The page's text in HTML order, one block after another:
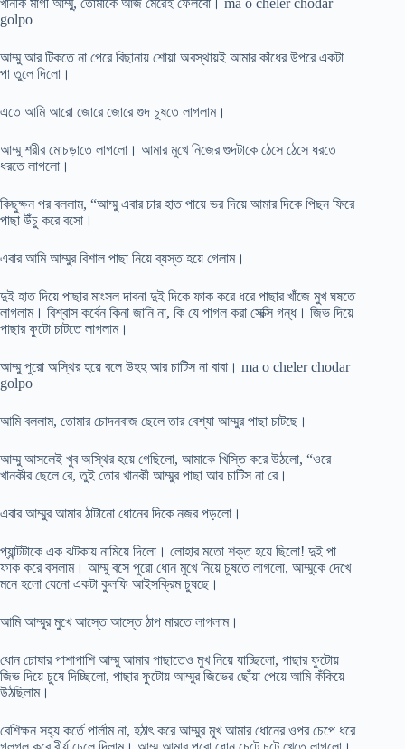
খানকি মাগী আম্মু, তোমাকে আজ মেরেই ফেলবো। ma o cheler chodar
golpo
আম্মু আর টিকতে না পেরে বিছানায় শোয়া অবস্থায়ই আমার কাঁধের উপরে একটা
পা তুলে দিলো।
এতে আমি আরো জোরে জোরে গুদ চুষতে লাগলাম।
আম্মু শরীর মোচড়াতে লাগলো। আমার মুখে নিজের গুদটাকে ঠেসে ঠেসে ধরতে
ধরতে লাগলো।
কিছুক্ষন পর বললাম, “আম্মু এবার চার হাত পায়ে ভর দিয়ে আমার দিকে পিছন ফিরে
পাছা উঁচু করে বসো।
এবার আমি আম্মুর বিশাল পাছা নিয়ে ব্যস্ত হয়ে গেলাম।
দুই হাত দিয়ে পাছার মাংসল দাবনা দুই দিকে ফাক করে ধরে পাছার খাঁজে মুখ ঘষতে
লাগলাম। বিশ্বাস কর্বেন কিনা জানি না, কি যে পাগল করা সেক্সি গন্ধ। জিভ দিয়ে
পাছার ফুটো চাটতে লাগলাম।
আম্মু পুরো অস্থির হয়ে বলে উহহ আর চাটিস না বাবা। ma o cheler chodar
golpo
আমি বললাম, তোমার চোদনবাজ ছেলে তার বেশ্যা আম্মুর পাছা চাটছে।
আম্মু আসলেই খুব অস্থির হয়ে গেছিলো, আমাকে খিস্তি করে উঠলো, “ওরে
খানকীর ছেলে রে, তুই তোর খানকী আম্মুর পাছা আর চাটিস না রে।
এবার আম্মুর আমার ঠাটানো ধোনের দিকে নজর পড়লো।
প্যান্টটাকে এক ঝটকায় নামিয়ে দিলো। লোহার মতো শক্ত হয়ে ছিলো! দুই পা
ফাক করে বসলাম। আম্মু বসে পুরো ধোন মুখে নিয়ে চুষতে লাগলো, আম্মুকে দেখে
মনে হলো যেনো একটা কুলফি আইসক্রিম চুষছে।
আমি আম্মুর মুখে আস্তে আস্তে ঠাপ মারতে লাগলাম।
ধোন চোষার পাশাপাশি আম্মু আমার পাছাতেও মুখ নিয়ে যাচ্ছিলো, পাছার ফুটোয়
জিভ দিয়ে চুষে দিচ্ছিলো, পাছার ফুটোয় আম্মুর জিভের ছোঁয়া পেয়ে আমি কঁকিয়ে
উঠছিলাম।
বেশিক্ষন সহ্য কর্তে পার্লাম না, হঠাৎ করে আম্মুর মুখ আমার ধোনের ওপর চেপে ধরে